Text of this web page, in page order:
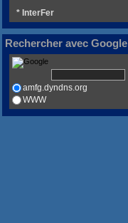
* InterFer
Rechercher avec Google
amfg.dyndns.org
WWW